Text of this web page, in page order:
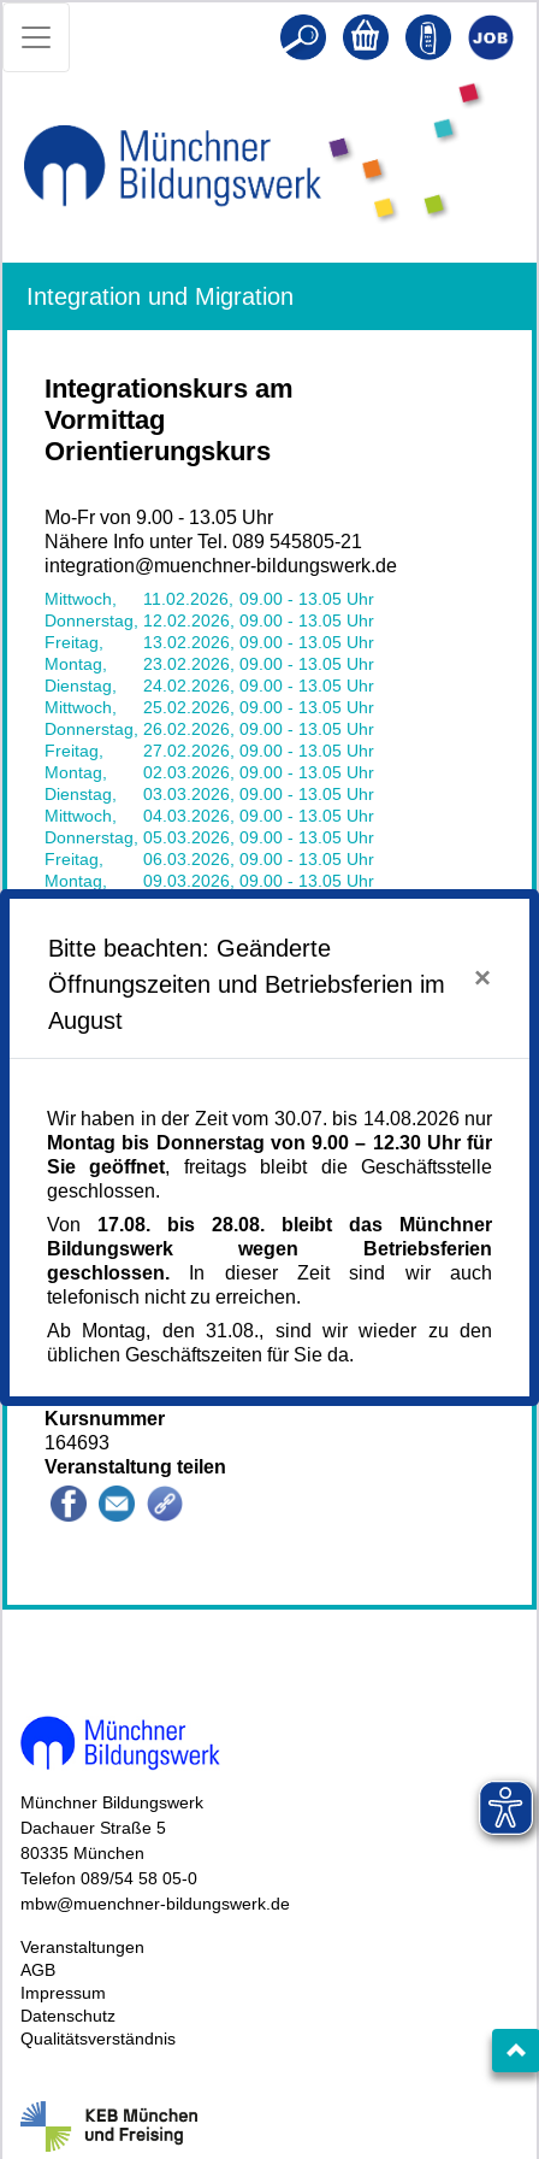
Integration und Migration
Integrationskurs am
Vormittag
Orientierungskurs
Mo-Fr von 9.00 - 13.05 Uhr
Nähere Info unter Tel. 089 545805-21
integration@muenchner-bildungswerk.de
Mittwoch, 11.02.2026, 09.00 - 13.05 Uhr
Donnerstag, 12.02.2026, 09.00 - 13.05 Uhr
Freitag,
13.02.2026, 09.00 - 13.05 Uhr
Montag,
23.02.2026, 09.00 - 13.05 Uhr
Dienstag,
24.02.2026, 09.00 - 13.05 Uhr
Mittwoch,
25.02.2026, 09.00 - 13.05 Uhr
Donnerstag, 26.02.2026, 09.00 - 13.05 Uhr
Freitag,
27.02.2026, 09.00 - 13.05 Uhr
Montag,
02.03.2026, 09.00 - 13.05 Uhr
Dienstag,
03.03.2026, 09.00 - 13.05 Uhr
Mittwoch,
04.03.2026, 09.00 - 13.05 Uhr
Donnerstag, 05.03.2026, 09.00 - 13.05 Uhr
Freitag,
06.03.2026, 09.00 - 13.05 Uhr
Montag,
09.03.2026, 09.00 - 13.05 Uhr
Dienstag,
10.03.2026,09.00 - 13.05 Uhr
Donnerstag,12.03.2026,09.00 - 13.05 Uhr
Montag,
16.03.2026,09.00 - 13.05 Uhr
Dienstag,
Veranstaltungsort
81829 München
München
Berechtigt
229 €
Kostenbefreit
0,00 €
Selbstzahler
350 €
Referent_in
Khidhir Hamad Abbas
Burak Bakirdögen
Kursnummer
164693
Veranstaltung teilen
Münchner Bildungswerk
Dachauer Straße 5
80335 München
Telefon 089/54 58 05-0
mbw@muenchner-bildungswerk.de
Veranstaltungen
AGB
Impressum
Datenschutz
Qualitätsverständnis
Bitte beachten: Geänderte
Öffnungszeiten und Betriebsferien im
August
×
Wir haben in der Zeit vom 30.07. bis 14.08.2026 nur
Montag bis Donnerstag von 9.00 – 12.30 Uhr für
Sie geöffnet, freitags bleibt die Geschäftsstelle
geschlossen.
Von 17.08. bis 28.08. bleibt das Münchner
Bildungswerk wegen Betriebsferien
geschlossen. In dieser Zeit sind wir auch
telefonisch nicht zu erreichen.
Ab Montag, den 31.08., sind wir wieder zu den
üblichen Geschäftszeiten für Sie da.